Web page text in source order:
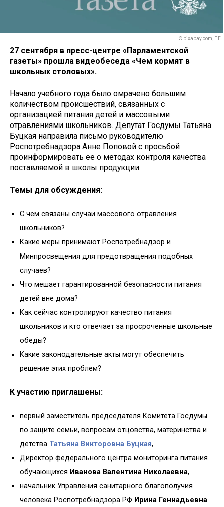
© pixabay.com, ПГ
27 сентября в пресс-центре «Парламентской
газеты» прошла видеобеседа «Чем кормят в
школьных столовых».
Начало учебного года было омрачено большим
количеством происшествий, связанных с
организацией питания детей и массовыми
отравлениями школьников. Депутат Госдумы Татьяна
Буцкая направила письмо руководителю
Роспотребнадзора Анне Поповой с просьбой
проинформировать ее о методах контроля качества
поставляемой в школы продукции.
Темы для обсуждения:
С чем связаны случаи массового отравления
школьников?
Какие меры принимают Роспотребнадзор и
Минпросвещения для предотвращения подобных
случаев?
Что мешает гарантированной безопасности питания
детей вне дома?
Как сейчас контролируют качество питания
школьников и кто отвечает за просроченные школьные
обеды?
Какие законодательные акты могут обеспечить
решение этих проблем?
К участию приглашены:
первый заместитель председателя Комитета Госдумы
по защите семьи, вопросам отцовства, материнства и
детства Татьяна Викторовна Буцкая,
Директор федерального центра мониторинга питания
обучающихся Иванова Валентина Николаевна,
начальник Управления санитарного благополучия
человека Роспотребнадзора РФ Ирина Геннадьевна